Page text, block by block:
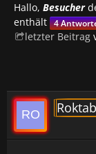
Hallo, Besucher
enthält 4
letzter Beitrag